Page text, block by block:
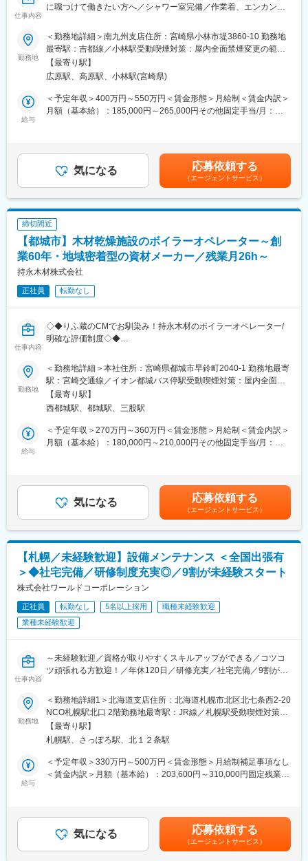
・経済産業局への届出／保安関連手続き対応
・試運転／性能確認への立会い
・運転開始後の保安監督業務など
仕事内容
に職つけて働きたい方へ／シャワー室完備／作業着、エンカン
す】
当社は主に砕石・砕砂及びリサイクルプラントの設計・施工メン
テナンスをトータルに行うエンジニアリング会社です。
今回は、当社の中核人材に今後なっていただくような方を募集し
ます。
・部品交換や新規設備導入などの提案から、メンテナンス業務・
施工に伴う監督業務など幅広い業務を行います。
・クライアントとの打ち合わせ・提案・見積書作成※補助金や行政
品交換等）
・新規機械の販売及び組立て等
・施工にともなう協力会社の手配・安全管理・工程管理・コスト
管理（元請業務）
・南九州支店には１１名（男性１０名、女性１名）が在籍してい
ます。その他定期点検もあります。大規模案件については、４～
５名でチームを組み、連携して工事を行います。九州・山口各地
で、月の勤務日数の半分程度出張となる場合があります。
■入社後の流れ：
・まずは、先輩技術者と一緒に現場を回り必要な知識・技術・仕
その後、お客様の各工場へ出向き機械の点検・修理・部品交換を
通して、プラントの在り方や各種機械の仕組みを学んでいただき
■代表の一言：
長くお付き合いをいただいているお客様への価値提供はもちろ
上げていきたいと考えています。当社に入社することでキャリア
だけでなく、人生のライフプランにおいても豊かな人生を歩んで
ほしい、という気持ちで日々事業運営することを心がけていま
す。
変更の範囲：無
勤務地
＜勤務地詳細＞南九州支店住所：宮崎県小林市堤3860-10 勤務地
最寄駅：吉都線／小林駅受動喫煙対策：屋内全面禁煙変更の範
囲：無
【最寄り駅】
広原駅、高原駅、小林駅(宮崎県)
給与
＜予定年収＞400万円～550万円＜賃金形態＞月給制＜賃金内訳＞
月額（基本給）：185,000円～265,000円その他固定手当/月：
昇給：年1回（5月／前年度実績：3,000円～10,000円）その他固
定手当内訳には業務手当5,000円を計上上記の他、家族手当・通勤
手当・住居手当等あり 賃金はあくまでも目安の金額であり、選
考を通じて上下する可能性があります。月給(月額)は固定手当を含
めた表記です。
気になる 応募依頼する
（エージェントサービス）
締切間近
【都城市】木材乾燥施設のボイラーオペレーター～創
業60年・地域密着型の資材メーカー／残業月26h～
持永木材株式会社
正社員 転勤なし
仕事内容
◇◆りふ蔵のCMでお馴染み！持永木材のボイラーオペレーター/
明確な評価制度◇◆
する卸事業と、近隣の商圏の地場の建設会社、工務店を顧客と
し、木造建築材料及びプレカット、様々な建材・住宅設備機器販
売を実施している地場事業を推進しております。そんな当社に
て、ボイラーオペレーターを募集いたします
■業務内容詳細：
木材乾燥施設の管理業務がメインとなります。
■組織構成
現在6名が在籍しており、シフト制で業務を行います。
・明確な評価制度をもとに昇給・賞与などがあり、頑張れば頑張
るほど評価される体制が整っています。
・資格取得支援制度があり、キャリアアップ可能です。
■当社について：
当社は、創業60年で培った製材業のノウハウを生かし、木造住宅
のみならず様々な木材材料ニーズにお答え出来る点と、地場事業
児島、9月には福岡にそれぞれ営業所を設立し、事業・販路の拡大
を目指しています。更に令和５年１月には建て方・上棟・造作を
を目指してまいります。
変更の範囲：会社の定める業務
勤務地
＜勤務地詳細＞本社住所：宮崎県都城市早鈴町2040-1 勤務地最寄
駅：宮崎交通線／イオン都城バス停駅受動喫煙対策：屋内全面禁
煙変更の範囲：会社の定める事業所
【最寄り駅】
西都城駅、都城駅、三股駅
給与
＜予定年収＞270万円～360万円＜賃金形態＞月給制＜賃金内訳＞
月額（基本給）：180,000円～210,000円その他固定手当/月：
項・精勤手当：2,500円・交代勤務手当（別途時間外手当（深夜割
増分）支給）勤務（2）1,000円／回勤務（3）1,500円／回・緊急
呼出手当賃金はあくまでも目安の金額であり、選考を通じて上下
する可能性があります。月給(月額)は固定手当を含めた表記です。
気になる 応募依頼する
（エージェントサービス）
【札幌／未経験歓迎】設備メンテナンス ＜全国出張有
＞◆社宅完備／研修制度充実◎／9割が未経験スタート
株式会社ワールドコーポレーション
正社員 転勤なし 5名以上採用
職種未経験歓迎
業種未経験歓迎
仕事内容
～未経験歓迎／資格が取りやすくスキルアップができる／コツコ
ツ頑張れる方歓迎！／年休120日／研修充実／社宅完備／9割が未
ジも可能～
■業務内容：
勤務エリア内のJXTG、エネオス、大阪ガス、クボタ等大手メーカ
ーが所有する工場などの施設にて、工事全体の管理・調整や機械
設備の日常的なメンテナンスや定期的な点検を担当いただきま
す。
■働き方：
メーカーでの就業となるため、残業はほとんどない環境です。ま
た工場には就業人数が多いため、一人に負担がかかることもござ
勤務地
＜勤務地詳細1＞北海道支店住所：北海道札幌市北区北七条西2-20
NCO札幌駅北口 2階勤務地最寄駅：JR線／札幌駅受動喫煙対策：
屋内全面禁煙＜勤務地詳細2＞全国住所：全国各地 受動喫煙対
策：屋内全面禁煙変更の範囲：会社の定める事業所
【最寄り駅】
札幌駅、さっぽろ駅、北１２条駅
給与
＜予定年収＞330万円～500万円＜賃金形態＞月給制補足事項なし
＜賃金内訳＞月額（基本給）：203,600円～310,000円固定残業手
＞※上記年収はご年齢・スキル等を鑑みて決定されるため、あくま
で想定年収となります。※20時間を超えた残業代は全額支給■昇
給：年1回■賞与：年2回※評価によって金額が変わります■給与改
気になる 応募依頼する
（エージェントサービス）